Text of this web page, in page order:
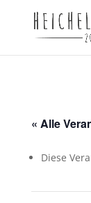
« Alle
Diese